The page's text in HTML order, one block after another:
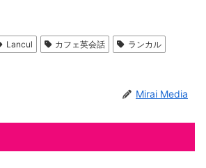
Lancul カフェ英会話
ランカル
Mirai Media